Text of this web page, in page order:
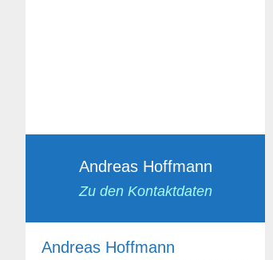
Andreas Hoffmann
Zu den Kontaktdaten
Andreas Hoffmann